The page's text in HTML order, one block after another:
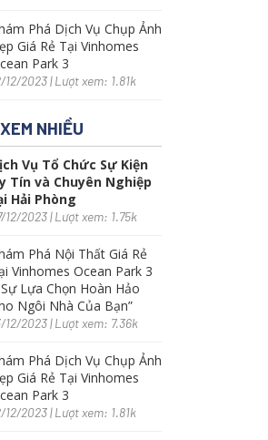
Phá Dịch Vụ Chụp Ảnh
Giá Rẻ Tại Vinhomes
Park 3
12/2023 | Lượt xem: 1.81k
NHIỀU
Vụ Tổ Chức Sự Kiện
Tín và Chuyên Nghiệp
Hải Phòng
12/2023 | Lượt xem: 1.75k
Phá Nội Thất Giá Rẻ
Vinhomes Ocean Park 3
Lựa Chọn Hoàn Hảo
Ngôi Nhà Của Bạn”
12/2023 | Lượt xem: 7.36k
Phá Dịch Vụ Chụp Ảnh
Giá Rẻ Tại Vinhomes
Park 3
12/2023 | Lượt xem: 1.81k